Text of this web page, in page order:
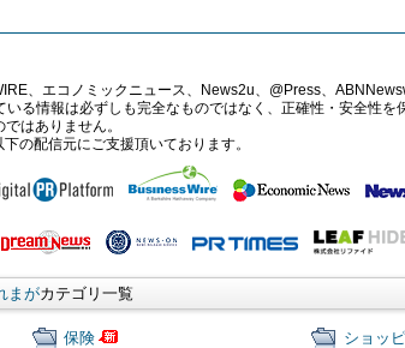
、エコノミックニュース、News2u、@Press、
る情報は必ずしも完全なものではなく、正確性・安全性を
はありません。
の配信元にご支援頂いております。
まがカテゴリ一覧
保険
ショッ